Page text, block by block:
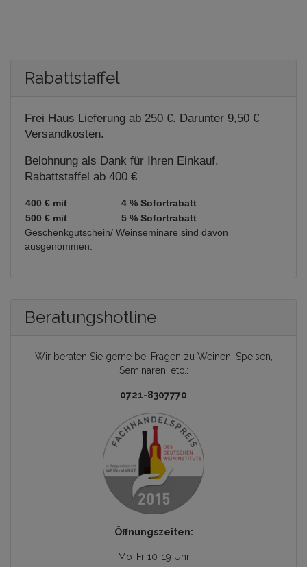
Rabattstaffel
Frei Haus Lieferung ab 250 €. Darunter 9,50 €
Versandkosten.
Belohnung als Dank für Ihren Einkauf.
Rabattstaffel ab 400 €
400 € mit
4 % Sofortrabatt
500 € mit
5 % Sofortrabatt
Geschenkgutschein/ Weinseminare sind davon
ausgenommen.
Beratungshotline
Wir beraten Sie gerne bei Fragen zu Weinen, Speisen,
Seminaren, etc.:
0721-8307770
Öffnungszeiten:
Mo-Fr 10-19 Uhr